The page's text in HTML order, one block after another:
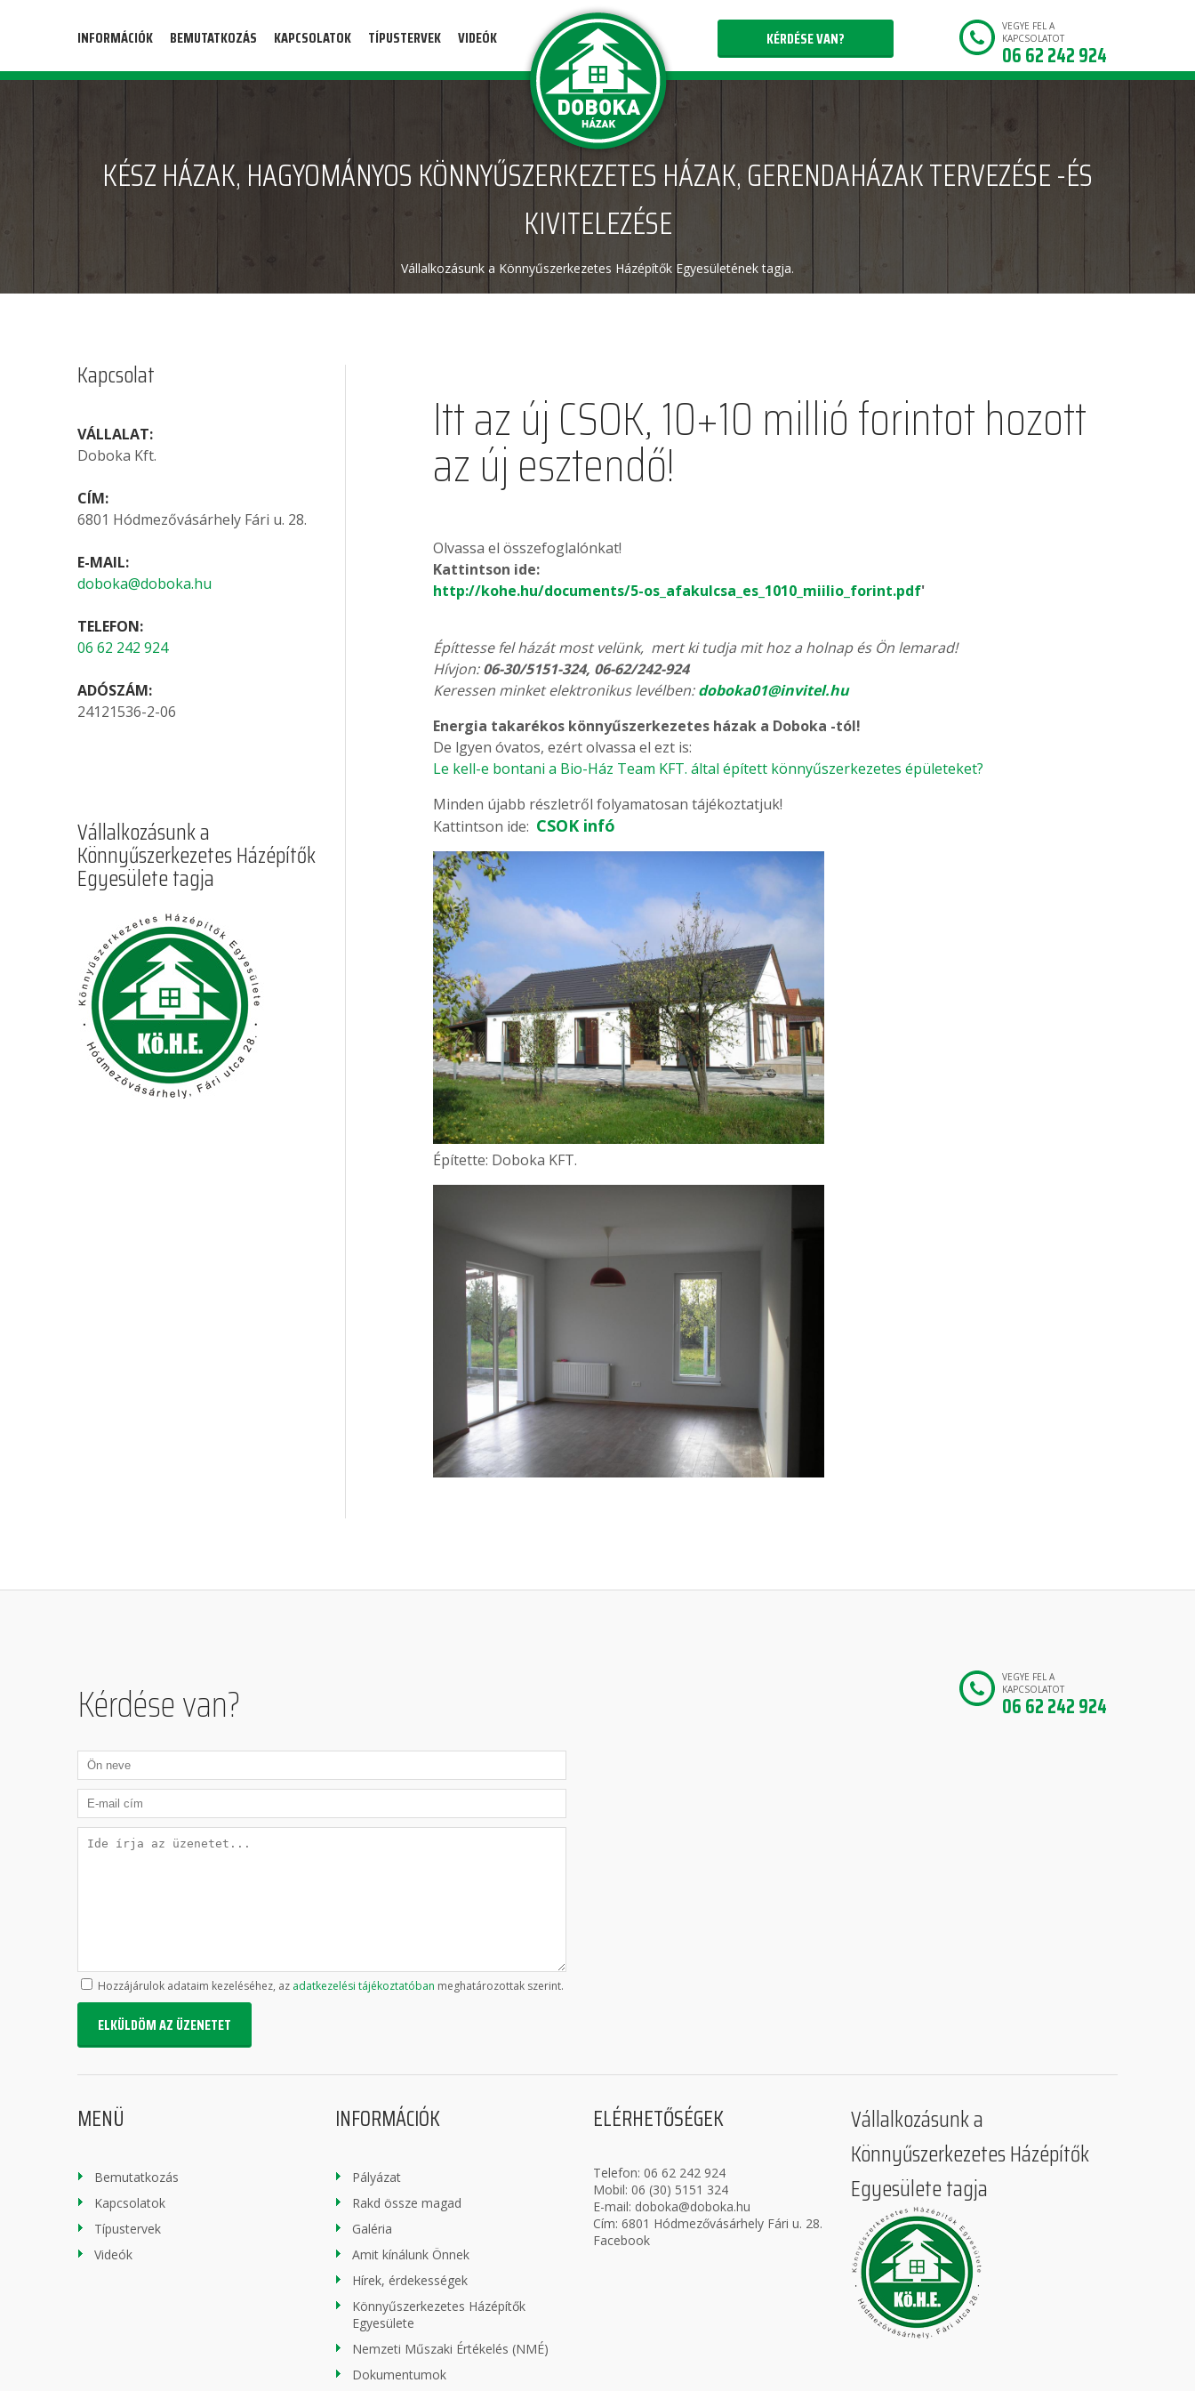
KÉRDÉSE VAN?
VEGYE FEL A
KAPCSOLATOT
06 62 242 924
INFORMÁCIÓK BEMUTATKOZÁS KAPCSOLATOK TÍPUSTERVEK VIDEÓK
KÉSZ HÁZAK, HAGYOMÁNYOS KÖNNYŰSZERKEZETES HÁZAK, GERENDAHÁZAK TERVEZÉSE -ÉS
KIVITELEZÉSE
Vállalkozásunk a Könnyűszerkezetes Házépítők Egyesületének tagja.
Kapcsolat
VÁLLALAT:
Doboka Kft.
CÍM:
6801 Hódmezővásárhely Fári u. 28.
E-MAIL:
doboka@doboka.hu
TELEFON:
06 62 242 924
ADÓSZÁM:
24121536-2-06
Vállalkozásunk a
Könnyűszerkezetes Házépítők
Egyesülete tagja
Itt az új CSOK, 10+10 millió forintot hozott
az új esztendő!
Olvassa el összefoglalónkat!
Kattintson ide:
http://kohe.hu/documents/5-os_afakulcsa_es_1010_miilio_forint.pdf'
Építtesse fel házát most velünk, mert ki tudja mit hoz a holnap és Ön lemarad!
Hívjon:06-30/5151-324, 06-62/242-924
Keressen minket elektronikus levélben:doboka01@invitel.hu
Energia takarékos könnyűszerkezetes házak a Doboka -tól!
De lgyen óvatos, ezért olvassa el ezt is:
Le kell-e bontani a Bio-Ház Team KFT. által épített könnyűszerkezetes épületeket?
Minden újabb részletről folyamatosan tájékoztatjuk!
Kattintson ide: CSOK infó
Építette: Doboka KFT.
Kérdése van?
Hozzájárulok adataim kezeléséhez, az adatkezelési tájékoztatóban meghatározottak szerint.
ELKÜLDÖM AZ ÜZENETET
VEGYE FEL A
KAPCSOLATOT
06 62 242 924
MENÜ
Bemutatkozás
Kapcsolatok
Típustervek
Videók
INFORMÁCIÓK
Pályázat
Rakd össze magad
Galéria
Amit kínálunk Önnek
Hírek, érdekességek
Könnyűszerkezetes Házépítők
Egyesülete
Nemzeti Műszaki Értékelés (NMÉ)
Dokumentumok
ELÉRHETŐSÉGEK
Telefon: 06 62 242 924
Mobil: 06 (30) 5151 324
E-mail: doboka@doboka.hu
Cím: 6801 Hódmezővásárhely Fári u. 28.
Facebook
Vállalkozásunk a
Könnyűszerkezetes Házépítők
Egyesülete tagja